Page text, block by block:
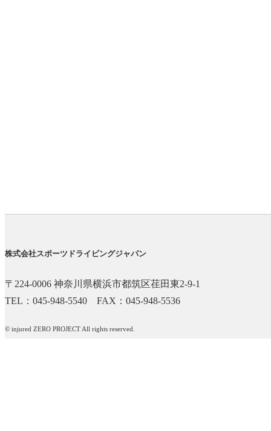
株式会社スポーツドライビングジャパン
〒224-0006 神奈川県横浜市都筑区荏田東2-9-1
TEL：045-948-5540 FAX：045-948-5536
© injured ZERO PROJECT All rights reserved.